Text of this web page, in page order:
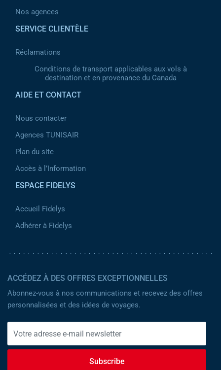
Nos agences
SERVICE CLIENTÈLE
Réclamations
Conditions de transport applicables aux vols à
destination et en provenance du Canada
AIDE ET CONTACT
Nous contacter
Agences TUNISAIR
Plan du site
Accès à l’Information
ESPACE FIDELYS
Accueil Fidelys
Adhérer à Fidelys
ACCÉDEZ À DES OFFRES EXCEPTIONNELLES
Abonnez-vous à nos communications et recevez des offres
personnalisées et des idées de voyages.
Subscribe